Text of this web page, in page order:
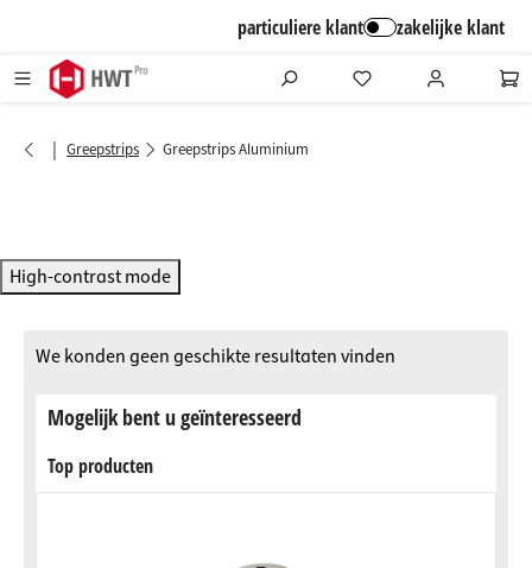
particuliere klant zakelijke klant
| Greepstrips Greepstrips Aluminium
High-contrast mode
We konden geen geschikte resultaten vinden
Mogelijk bent u geïnteresseerd
Top producten